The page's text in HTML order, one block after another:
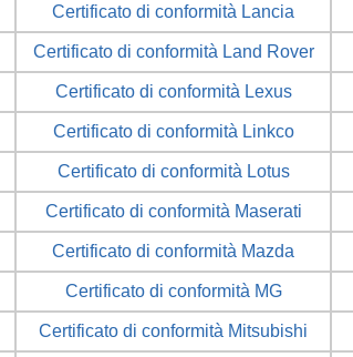
Certificato di conformità Lancia
Certificato di conformità Land Rover
Certificato di conformità Lexus
Certificato di conformità Linkco
Certificato di conformità Lotus
Certificato di conformità Maserati
Certificato di conformità Mazda
Certificato di conformità MG
Certificato di conformità Mitsubishi